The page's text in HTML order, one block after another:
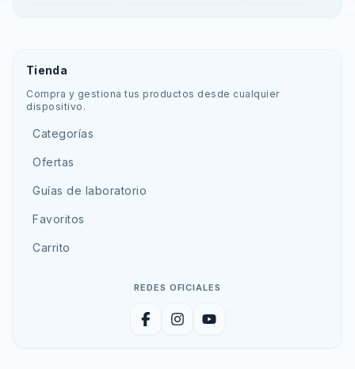
Tienda
Compra y gestiona tus productos desde cualquier
dispositivo.
Categorías
Ofertas
Guías de laboratorio
Favoritos
Carrito
REDES OFICIALES
Facebook
InstagramYouTube